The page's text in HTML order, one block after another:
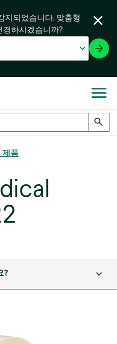
지되었습니다. 맞춤형
하시겠습니까?
제품
?